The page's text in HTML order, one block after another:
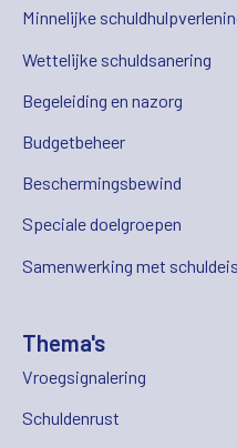
Minnelijke
Wettelijke schuldsanering
Begeleiding en nazorg
Budgetbeheer
Beschermingsbewind
Speciale doelgroepen
Samenwerking met
Thema's
Vroegsignalering
Schuldenrust